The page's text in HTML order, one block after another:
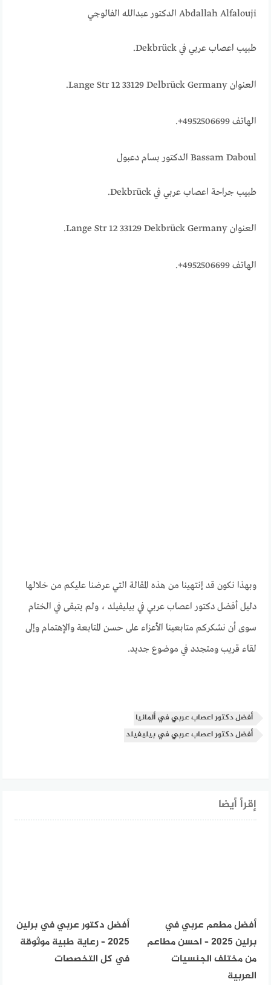
Abdallah Alfalouji الدكتور عبدالله الفالوجي
طبيب اعصاب عربي في Dekbrück.
العنوان Lange Str 12 33129 Delbrück Germany.
الهاتف 4952506699+.
Bassam Daboul الدكتور بسام دعبول
طبيب جراحة اعصاب عربي في Dekbrück.
العنوان Lange Str 12 33129 Dekbrück Germany.
الهاتف 4952506699+.
وبهذا نكون قد إنتهينا من هذه المقالة التي عرضنا عليكم من خلالها
دليل أفضل دكتور اعصاب عربي في بيليفيلد ، ولم يتبقى في الختام
سوى أن نشكركم متابعينا الأعزاء على حسن المتابعة والإهتمام وإلى
لقاء قريب ومتجدد في موضوع جديد.
أفضل دكتور اعصاب عربي في ألمانيا
أفضل دكتور اعصاب عربي في بيليفيلد
إقرأ أيضا
أفضل مطعم عربي في
برلين 2025 – احسن مطاعم
من مختلف الجنسيات
العربية
أفضل دكتور عربي في برلين
2025 – رعاية طبية موثوقة
في كل التخصصات